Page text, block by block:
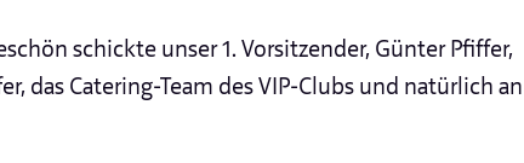
schickte unser 1. Vorsitzender, Günter Pfiffer,
das Catering-Team des VIP-Clubs und natürlich an